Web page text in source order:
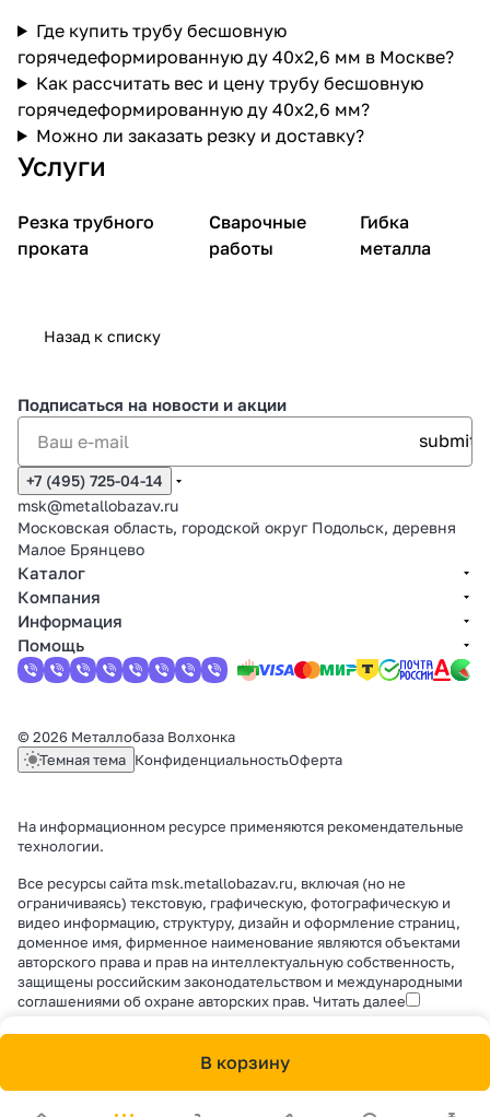
Где купить трубу бесшовную
горячедеформированную ду 40х2,6 мм в Москве?
Как рассчитать вес и цену трубу бесшовную
горячедеформированную ду 40х2,6 мм?
Можно ли заказать резку и доставку?
Услуги
Резка трубного
проката
Сварочные
работы
Гибка
металла
Назад к списку
В корзину
Подписаться на новости и акции
+7 (495) 725-04-14
msk@metallobazav.ru
Московская область, городской округ Подольск, деревня
Малое Брянцево
Каталог
Компания
Информация
Помощь
© 2026 Металлобаза Волхонка
Темная тема КонфиденциальностьОферта
На информационном ресурсе применяются рекомендательные
технологии.
Все ресурсы сайта msk.metallobazav.ru, включая (но не
ограничиваясь) текстовую, графическую, фотографическую и
видео информацию, структуру, дизайн и оформление страниц,
доменное имя, фирменное наименование являются объектами
авторского права и прав на интеллектуальную собственность,
защищены российским законодательством и международными
соглашениями об охране авторских прав. Читать далее